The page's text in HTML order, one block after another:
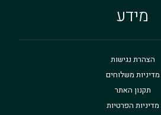
מידע
הצהרת נגישות
מדיניות משלוחים
תקנון האתר
מדיניות הפרטיות